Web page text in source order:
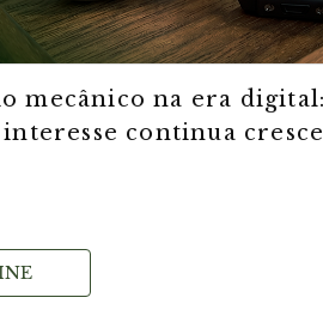
mecânico na era
interesse continua